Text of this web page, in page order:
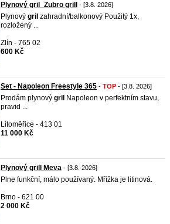
Plynový gril_Zubro grill - [3.8. 2026]
Plynový gril zahradní/balkonový Použitý 1x,
rozložený ...
Zlín - 765 02
600 Kč
Set - Napoleon Freestyle 365 - TOP - [3.8. 2026]
Prodám plynový gril Napoleon v perfektním stavu,
pravid ...
Litoměřice - 413 01
11 000 Kč
Plynový grill Meva - [3.8. 2026]
Plne funkční, málo používaný. Mřížka je litinová.
Brno - 621 00
2 000 Kč